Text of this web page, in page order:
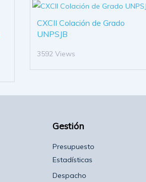
CXCII Colación de Grado
UNPSJB
3592 Views
Gestión
Presupuesto
Estadísticas
Despacho